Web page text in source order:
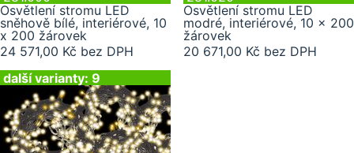
Osvětlení stromu LED
sněhově bílé, interiérové, 10
x 200 žárovek
24 571,00 Kč bez DPH
Osvětlení stromu LED
modré, interiérové, 10 x 200
žárovek
20 671,00 Kč bez DPH
další varianty: 9